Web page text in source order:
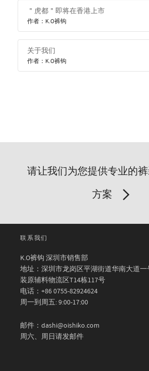
＂虎都＂即将在香港上市
作者：K.O裤钩
关于我们
作者：K.O裤钩
请让我们为您提供专业的
方案
联系我们
K.O裤钩 深圳市销售部
地址：深圳市龙岗区平湖街道华南大道
装原辅料物流区T14栋117号
电话：+86 0755-82924624
周一到周五: 9:00-17:00
邮件：dashi@oishiko.com
周六、周日请发邮件